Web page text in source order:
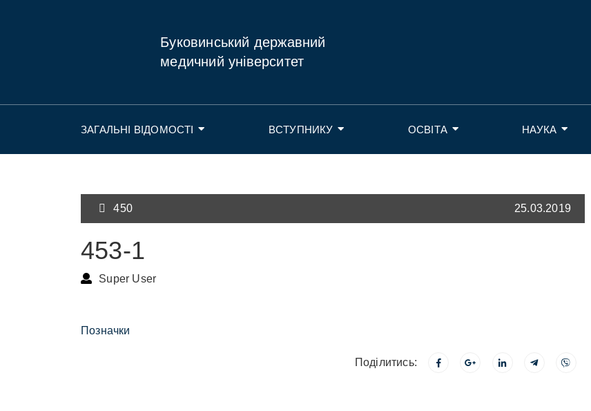
Буковинський державний
медичний університет
ЗАГАЛЬНІ ВІДОМОСТІ ВСТУПНИКУ ОСВІТА НАУКА
450 25.03.2019
453-1
Super User
Позначки
Поділитись: